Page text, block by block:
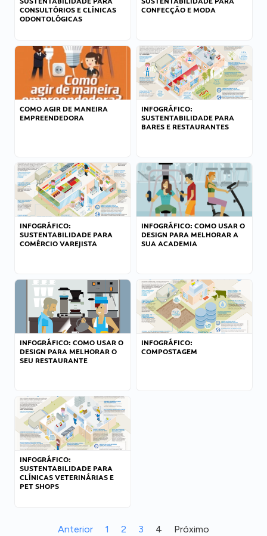
CONSULTÓRIOS E CLÍNICAS
ODONTOLÓGICAS
CONFECÇÃO E MODA
COMO AGIR DE MANEIRA
EMPREENDEDORA
INFOGRÁFICO:
SUSTENTABILIDADE PARA
BARES E RESTAURANTES
INFOGRÁFICO:
SUSTENTABILIDADE PARA
COMÉRCIO VAREJISTA
INFOGRÁFICO: COMO USAR O
DESIGN PARA MELHORAR A
SUA ACADEMIA
INFOGRÁFICO: COMO USAR O
DESIGN PARA MELHORAR O
SEU RESTAURANTE
INFOGRÁFICO:
COMPOSTAGEM
INFOGRÁFICO:
SUSTENTABILIDADE PARA
CLÍNICAS VETERINÁRIAS E
PET SHOPS
Anterior 1 2 3 4 Próximo